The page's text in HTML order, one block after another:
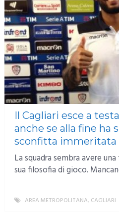
Il Cagliari esce a
anche se alla fine ha
sconfitta immeritata
La squadra sembra avere
sua filosofia di gioco.
AREA METROPOLITANA, CAGLIARI